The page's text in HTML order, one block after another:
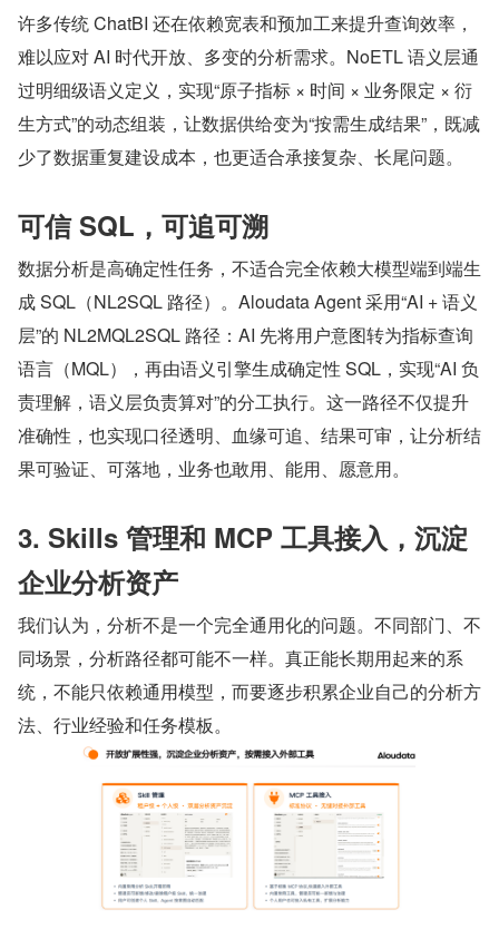
许多传统 ChatBI 还在依赖宽表和预加工来提升查询效率，
难以应对 AI 时代开放、多变的分析需求。NoETL 语义层通
过明细级语义定义，实现“原子指标 × 时间 × 业务限定 × 衍
生方式”的动态组装，让数据供给变为“按需生成结果”，既减
少了数据重复建设成本，也更适合承接复杂、长尾问题。
可信 SQL，可追可溯
数据分析是高确定性任务，不适合完全依赖大模型端到端生
成 SQL（NL2SQL 路径）。Aloudata Agent 采用“AI + 语义
层”的 NL2MQL2SQL 路径：AI 先将用户意图转为指标查询
语言（MQL），再由语义引擎生成确定性 SQL，实现“AI 负
责理解，语义层负责算对”的分工执行。这一路径不仅提升
准确性，也实现口径透明、血缘可追、结果可审，让分析结
果可验证、可落地，业务也敢用、能用、愿意用。
3. Skills 管理和 MCP 工具接入，沉淀
企业分析资产
我们认为，分析不是一个完全通用化的问题。不同部门、不
同场景，分析路径都可能不一样。真正能长期用起来的系
统，不能只依赖通用模型，而要逐步积累企业自己的分析方
法、行业经验和任务模板。